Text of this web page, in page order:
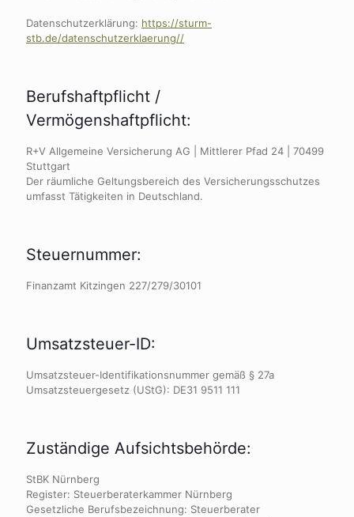
Datenschutzerklärung: https://sturm-
stb.de/datenschutzerklaerung//
Berufshaftpflicht /
Vermögenshaftpflicht:
R+V Allgemeine Versicherung AG | Mittlerer Pfad 24 | 70499
Stuttgart
Der räumliche Geltungsbereich des Versicherungsschutzes
umfasst Tätigkeiten in Deutschland.
Steuernummer:
Finanzamt Kitzingen 227/279/30101
Umsatzsteuer-ID:
Umsatzsteuer-Identifikationsnummer gemäß § 27a
Umsatzsteuergesetz (UStG): DE31 9511 111
Zuständige Aufsichtsbehörde:
StBK Nürnberg
Register: Steuerberaterkammer Nürnberg
Gesetzliche Berufsbezeichnung: Steuerberater